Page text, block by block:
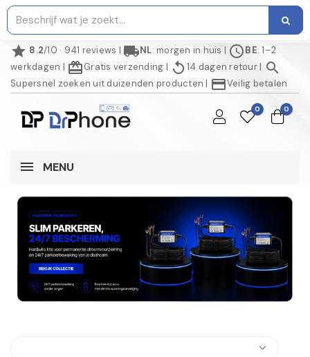
star 8.2/10 · 941 reviews | local_shippingNL: morgen in huis | scheduleBE: 1–2
werkdagen | redeemGratis verzending | replay 14 dagen retour| search
Supersnel zoeken uit duizenden producten | credit_cardVeilig betalen
0 0
MENU